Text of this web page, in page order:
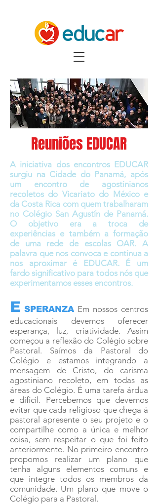
Reuniões EDUCAR
A iniciativa dos encontros EDUCAR
surgiu na Cidade do Panamá, após
um encontro de agostinianos
recoletos do Vicariato do México e
da Costa Rica com quem trabalharam
no Colégio San Agustín de Panamá.
O objetivo era a troca de
experiências e também a formação
de uma rede de escolas OAR. A
palavra que nos convoca e continua a
nos aproximar é EDUCAR. É um
fardo significativo para todos nós que
experimentamos esses encontros.
E SPERANZA Em nossos centros
educacionais devemos oferecer
esperança, luz, criatividade. Assim
começou a reflexão do Colégio sobre
Pastoral. Saímos da Pastoral do
Colégio e estamos integrando a
mensagem de Cristo, do carisma
agostiniano recoleto, em todas as
áreas do Colégio. É uma tarefa árdua
e difícil. Percebemos que devemos
evitar que cada religioso que chega à
pastoral apresente o seu projeto e o
compartilhe como a única e melhor
coisa, sem respeitar o que foi feito
anteriormente. No primeiro encontro
propomos realizar um plano que
tenha alguns elementos comuns e
que integre todos os membros da
comunidade. Um plano que move o
Colégio para a Pastoral.